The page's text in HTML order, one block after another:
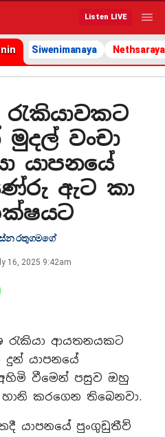
Listen LIVE
Siwenimanaya Nethsaraya
රැකියාවකට
මුදල් වංචා
යාපනයේ
ඇට කා
රතුගමගේ
16, 2025 9:42am
රැකියා ආයතනයකට
යාපනයේ
වීමෙන් පසුව ඔහු
කරගෙන තිබෙනවා.
යාපනයේ පුංගුඩුතීව්